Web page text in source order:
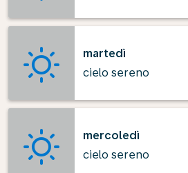
martedì
cielo sereno
mercoledì
cielo sereno